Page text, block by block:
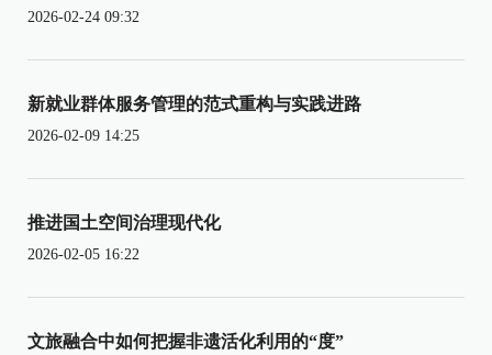
2026-02-24 09:32
新就业群体服务管理的范式重构与实践进路
2026-02-09 14:25
推进国土空间治理现代化
2026-02-05 16:22
文旅融合中如何把握非遗活化利用的“度”